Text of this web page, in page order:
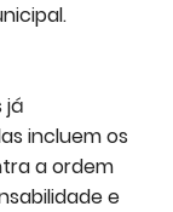
já
incluem os
a ordem
e